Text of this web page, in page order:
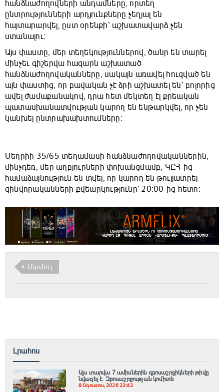
հանձնաժողովների անդամները, որտեղ
ընտրությունների արդյունքները չեղյալ են
հայտարարվել, ըստ օրենքի՝ աշխատավարձ չեն
ստանալու։
Այս փաստը, մեր տեղեկություններով, ծանր են տարել
մինչեւ գիշերվա հազարն աշխատած
հանձնաժողովականները, սակայն առավել հուզված են
այն փաստից, որ բավական չէ ձրի աշխատել են՝ բոլորից
ավել ժամաքանակով, դրա հետ մեկտեղ էլ քրեական
պատասխանատվության կարող են ենթարկվել, որ չեն
կանխել ընտրախախտումները։
Մեղրիի 35/65 տեղամասի հանձնաժողովականներին,
մինչդեռ, մեր աղբյուրների փոխանցմամբ, ԿԸՀ-ից
համաձայնություն են տվել, որ կարող են թույլատրել
զինվորականների քվեարկությունը` 20:00-ից հետո։
Մամուլ
Լրահոս
Այս տարվա 7 ամիսներին զբոսաշրջիկների թիվը
նվազել է. Զբոսաշրջության կոմիտե
8 Օգոստոս, 2026 23:42